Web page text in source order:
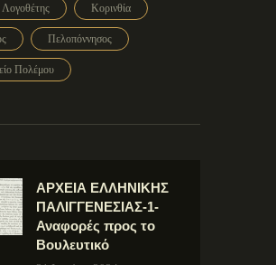
Λογοθέτης Κορινθία
Πελοπόννησος
Πολέμου
ΑΡΧΕΙΑ ΕΛΛΗΝΙΚΗΣ
ΠΑΛΙΓΓΕΝΕΣΙΑΣ-1-
Αναφορές προς το
Βουλευτικό